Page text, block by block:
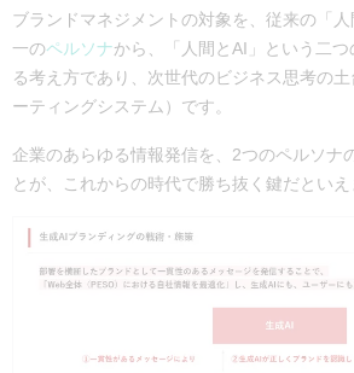
ブランドマネジメントの対象を、従来の「
一のペルソナから、「人間とAI」という二
る考え方であり、次世代のビジネス思考の
ーティングシステム）です。
企業のあらゆる情報発信を、2つのペルソナ
とが、これからの時代で勝ち抜く鍵だといえ